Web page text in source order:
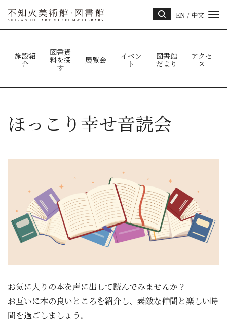
ト内
EN / 中文
施設紹
介
図書資
料を探
す
展覧会
イベン
ト
図書館
だより
アクセ
ス
ほっこり幸せ音読会
お気に入りの本を声に出して読んでみませんか？
お互いに本の良いところを紹介し、素敵な仲間と楽しい時
間を過ごしましょう。